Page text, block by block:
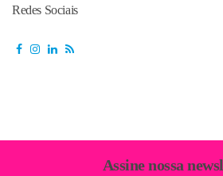
Redes Sociais
Assine nossa